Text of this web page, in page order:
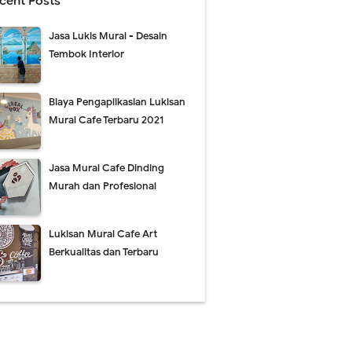
Jasa Lukis Mural - Desain
Tembok Interior
Biaya Pengaplikasian Lukisan
Mural Cafe Terbaru 2021
Jasa Mural Cafe Dinding
Murah dan Profesional
Lukisan Mural Cafe Art
Berkualitas dan Terbaru